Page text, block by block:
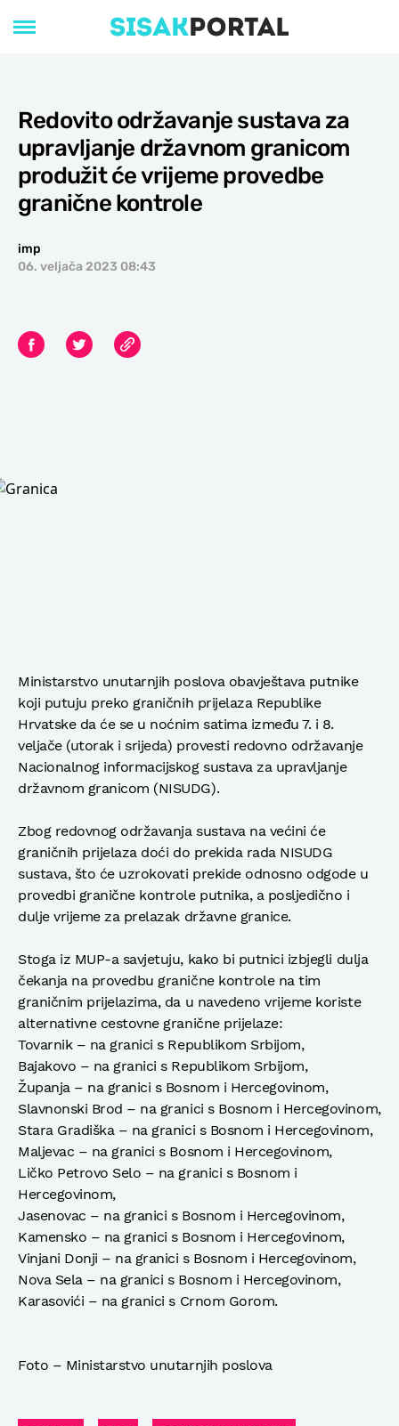
Redovito održavanje sustava za
upravljanje državnom granicom
produžit će vrijeme provedbe
granične kontrole
imp
06. veljača 2023 08:43
Ministarstvo unutarnjih poslova obavještava putnike
koji putuju preko graničnih prijelaza Republike
Hrvatske da će se u noćnim satima između 7. i 8.
veljače (utorak i srijeda) provesti redovno održavanje
Nacionalnog informacijskog sustava za upravljanje
državnom granicom (NISUDG).
Zbog redovnog održavanja sustava na većini će
graničnih prijelaza doći do prekida rada NISUDG
sustava, što će uzrokovati prekide odnosno odgode u
provedbi granične kontrole putnika, a posljedično i
dulje vrijeme za prelazak državne granice.
Stoga iz MUP-a savjetuju, kako bi putnici izbjegli dulja
čekanja na provedbu granične kontrole na tim
graničnim prijelazima, da u navedeno vrijeme koriste
alternativne cestovne granične prijelaze:
Tovarnik – na granici s Republikom Srbijom,
Bajakovo – na granici s Republikom Srbijom,
Županja – na granici s Bosnom i Hercegovinom,
Slavnonski Brod – na granici s Bosnom i Hercegovinom,
Stara Gradiška – na granici s Bosnom i Hercegovinom,
Maljevac – na granici s Bosnom i Hercegovinom,
Ličko Petrovo Selo – na granici s Bosnom i
Hercegovinom,
Jasenovac – na granici s Bosnom i Hercegovinom,
Kamensko – na granici s Bosnom i Hercegovinom,
Vinjani Donji – na granici s Bosnom i Hercegovinom,
Nova Sela – na granici s Bosnom i Hercegovinom,
Karasovići – na granici s Crnom Gorom.
Foto – Ministarstvo unutarnjih poslova